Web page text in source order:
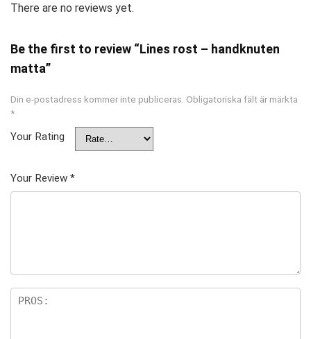
There are no reviews yet.
Be the first to review “Lines rost – handknuten
matta”
Din e-postadress kommer inte publiceras. Obligatoriska fält är märkta
*
Your Rating
Your Review *